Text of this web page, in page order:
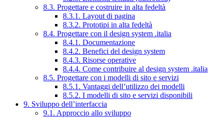
8.3. Progettare e costruire in alta fedeltà
8.3.1. Layout di pagina
8.3.2. Prototipi in alta fedeltà
8.4. Progettare con il design system .italia
8.4.1. Documentazione
8.4.2. Benefici del design system
8.4.3. Risorse operative
8.4.4. Come contribuire al design system .italia
8.5. Progettare con i modelli di sito e servizi
8.5.1. Vantaggi dell’utilizzo dei modelli
8.5.2. I modelli di sito e servizi disponibili
9. Sviluppo dell’interfaccia
9.1. Approccio allo sviluppo